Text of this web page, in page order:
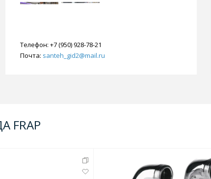
Телефон: +7 (950) 928-78-21
Почта: santeh_gid2@mail.ru
FRAP